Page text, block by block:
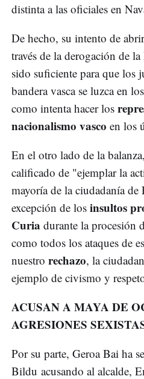
distinta a las oficiales en
De hecho, su intento de
través de la derogación de
sido suficiente para que los
bandera vasca se luzca en
como intenta hacer los
nacionalismo vasco en los
En el otro lado de la
calificado de "ejemplar la
mayoría de la ciudadanía
excepción de los insultos
Curia durante la procesión
como todos los ataques de
nuestro rechazo, la
ejemplo de civismo y
ACUSAN A MAYA DE
AGRESIONES
Por su parte, Geroa Bai ha
Bildu acusando al alcalde,